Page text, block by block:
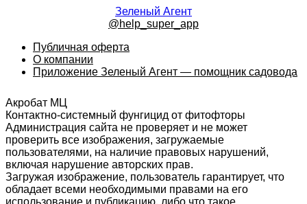
Зеленый Агент
@help_super_app
Публичная оферта
О компании
Приложение Зеленый Агент — помощник садовода
Акробат МЦ
Контактно-системный фунгицид от фитофторы
Администрация сайта не проверяет и не может
проверить все изображения, загружаемые
пользователями, на наличие правовых нарушений,
включая нарушение авторских прав.
Загружая изображение, пользователь гарантирует, что
обладает всеми необходимыми правами на его
использование и публикацию, либо что такое